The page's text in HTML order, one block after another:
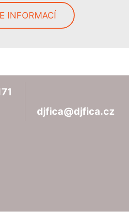
INFORMACÍ
djfica@djfica.cz